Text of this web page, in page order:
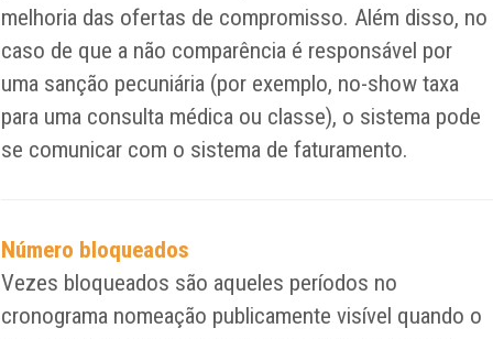
melhoria das ofertas de compromisso. Além disso, no
caso de que a não comparência é responsável por
uma sanção pecuniária (por exemplo, no-show taxa
para uma consulta médica ou classe), o sistema pode
se comunicar com o sistema de faturamento.
Número bloqueados
Vezes bloqueados são aqueles períodos no
cronograma nomeação publicamente visível quando o